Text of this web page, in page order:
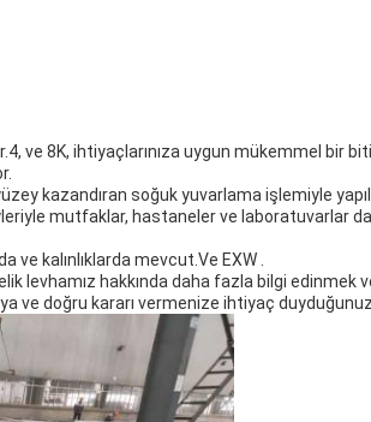
ve 8K, ihtiyaçlarınıza uygun mükemmel
kazandıran soğuk yuvarlama işlemiyle
mutfaklar, hastaneler ve
kalınlıklarda mevcut.Ve EXW .
levhamız hakkında daha fazla bilgi edinmek
ve doğru kararı vermenize ihtiyaç